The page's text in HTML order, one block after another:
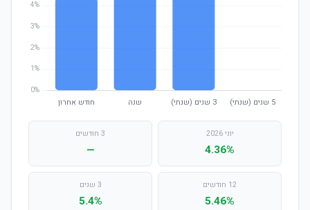
יוני 2026
4.36%
3 חודשים
—
12 חודשים
5.46%
3 שנים
5.4%